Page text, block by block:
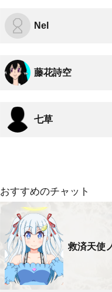
Nel
藤花詩空
七草
おすすめのチャット
救済天使